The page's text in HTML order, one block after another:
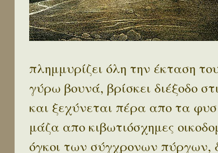
πλημμυρίζει όλη την έκταση
γύρω βουνά, βρίσκει διέξοδο
και ξεχύνεται πέρα απο τα
μάζα απο κιβωτιόσχημες
όγκοι των σύγχρονων πύργων,